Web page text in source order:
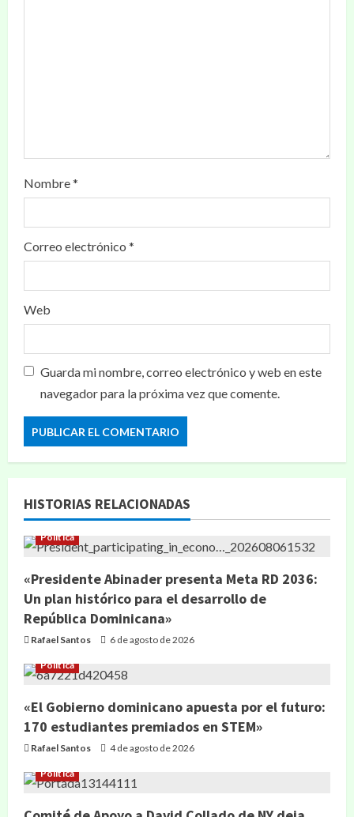
Nombre*
Correo electrónico *
Web
Guarda mi nombre, correo electrónico y web en este
navegador para la próxima vez que comente.
HISTORIAS RELACIONADAS
Política
«Presidente Abinader presenta Meta RD 2036:
Un plan histórico para el desarrollo de
República Dominicana»
Rafael Santos 6 de agosto de 2026
Política
«El Gobierno dominicano apuesta por el futuro:
170 estudiantes premiados en STEM»
Rafael Santos 4 de agosto de 2026
Política